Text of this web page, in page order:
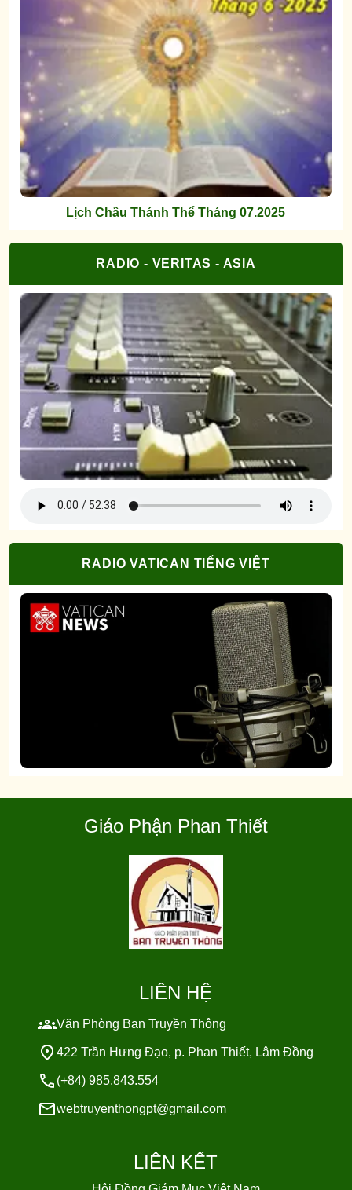
Lịch Chầu Thánh Thể Tháng 07.2025
RADIO - VERITAS - ASIA
RADIO VATICAN TIẾNG VIỆT
Giáo Phận Phan Thiết
LIÊN HỆ
Văn Phòng Ban Truyền Thông
422 Trần Hưng Đạo, p. Phan Thiết, Lâm Đồng
(+84) 985.843.554
webtruyenthongpt@gmail.com
LIÊN KẾT